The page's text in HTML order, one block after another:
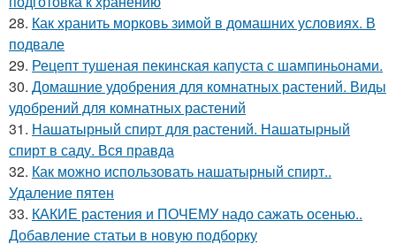
28. Как хранить морковь зимой в домашних условиях. В
подвале
29. Рецепт тушеная пекинская капуста с шампиньонами.
30. Домашние удобрения для комнатных растений. Виды
удобрений для комнатных растений
31. Нашатырный спирт для растений. Нашатырный
спирт в саду. Вся правда
32. Как можно использовать нашатырный спирт..
Удаление пятен
33. КАКИЕ растения и ПОЧЕМУ надо сажать осенью..
Добавление статьи в новую подборку